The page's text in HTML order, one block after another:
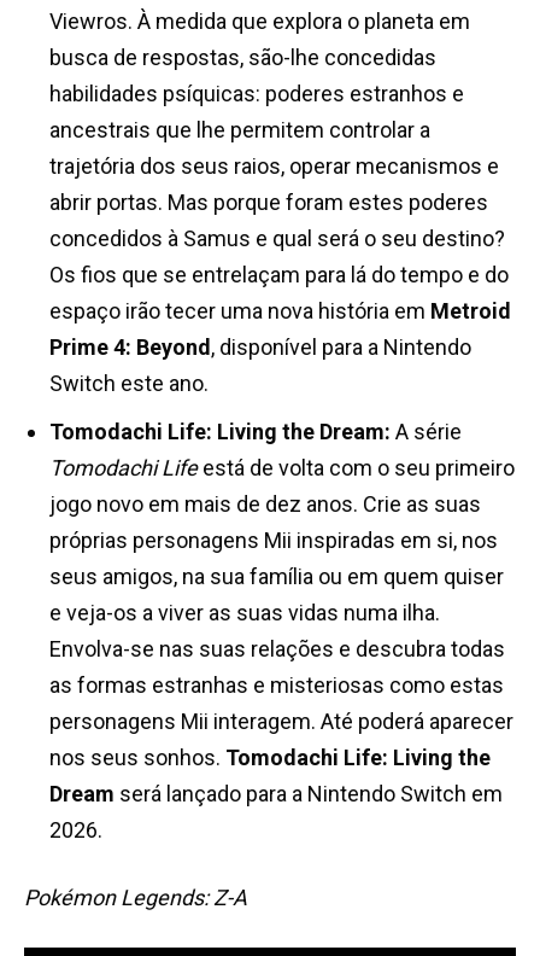
Viewros. À medida que explora o planeta em
busca de respostas, são-lhe concedidas
habilidades psíquicas: poderes estranhos e
ancestrais que lhe permitem controlar a
trajetória dos seus raios, operar mecanismos e
abrir portas. Mas porque foram estes poderes
concedidos à Samus e qual será o seu destino?
Os fios que se entrelaçam para lá do tempo e do
espaço irão tecer uma nova história em Metroid
Prime 4: Beyond, disponível para a Nintendo
Switch este ano.
Tomodachi Life: Living the Dream: A série
Tomodachi Lifeestá de volta com o seu primeiro
jogo novo em mais de dez anos. Crie as suas
próprias personagens Mii inspiradas em si, nos
seus amigos, na sua família ou em quem quiser
e veja-os a viver as suas vidas numa ilha.
Envolva-se nas suas relações e descubra todas
as formas estranhas e misteriosas como estas
personagens Mii interagem. Até poderá aparecer
nos seus sonhos. Tomodachi Life: Living the
Dream será lançado para a Nintendo Switch em
2026.
Pokémon Legends: Z-A